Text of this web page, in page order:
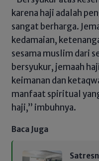
karena haji adalah
sangat berharga.
kedamaian,
sesama muslim dari
bersyukur, jemaah
keimanan dan
manfaat spiritual
haji,” imbuhnya.
Baca Juga